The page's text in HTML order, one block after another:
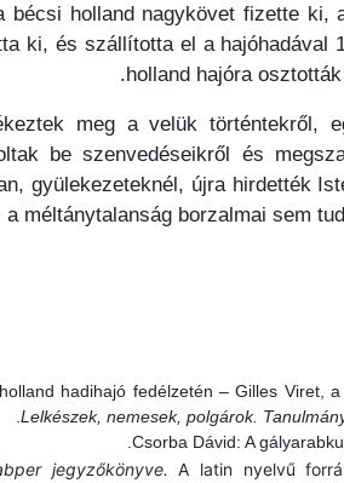
holland nagykövet fizette ki,
ki, és szállította el a hajóhadával
holland hajóra
meg a velük történtekről,
be szenvedéseikről és
gyülekezeteknél, újra hirdették
méltánytalanság borzalmai sem
hadihajó fedélzetén – Gilles Viret,
Lelkészek, nemesek, polgárok.
Csorba Dávid: A
jegyzőkönyve. A latin nyelvű